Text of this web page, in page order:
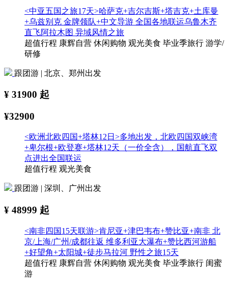
<中亚五国之旅17天>哈萨克+吉尔吉斯+塔吉克+土库曼
+乌兹别克 金牌领队+中文导游 全国各地联运乌鲁木齐
直飞阿拉木图 异域风情之旅
超值行程 康辉自营 休闲购物 观光美食 毕业季旅行 游学/
研修
跟团游 | 北京、郑州出发
¥ 31900 起
¥32900
<欧洲北欧四国+塔林12日>多地出发，北欧四国双峡湾
+卑尔根+欧登赛+塔林12天（一价全含），国航直飞双
点进出全国联运
超值行程 观光美食
跟团游 | 深圳、广州出发
¥ 48999 起
<南非四国15天联游>肯尼亚+津巴韦布+赞比亚+南非 北
京/上海/广州/成都往返 维多利亚大瀑布+赞比西河游船
+好望角+太阳城+徒步马拉河 野性之旅15天
超值行程 康辉自营 休闲购物 观光美食 毕业季旅行 闺蜜
游